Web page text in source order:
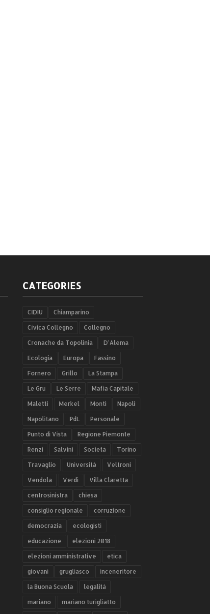
CATEGORIES
CIDIU Chiamparino
Civica Collegno Collegno
Cronache da Topolinia D'Alema
Ecologia Europa Fassino
Fornero Grillo La Stampa
Le Gru Le Serre Mafia Capitale
Maletti Merkel Monti Napoli
Napolitano PdL Personale
Punto di Vista Regione Piemonte
Renzi Salvini Società Torino
Travaglio Università Veltroni
Vendola Verdi Villa Claretta
centrosinistra chiesa
consiglio regionale corruzione
democrazia ecologisti
educazione elezioni 2018
elezioni amministrative etica
giovani grugliasco inceneritore
la Buona Scuola legalità
mariano mariano turigliatto